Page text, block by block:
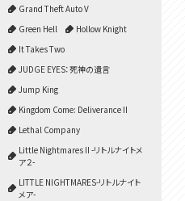
Grand Theft Auto V
Green Hell
Hollow Knight
It Takes Two
JUDGE EYES：死神の遺言
Jump King
Kingdom Come: Deliverance II
Lethal Company
Little Nightmares II -リトルナイトメ
ア２-
LITTLE NIGHTMARES-リトルナイト
メア-